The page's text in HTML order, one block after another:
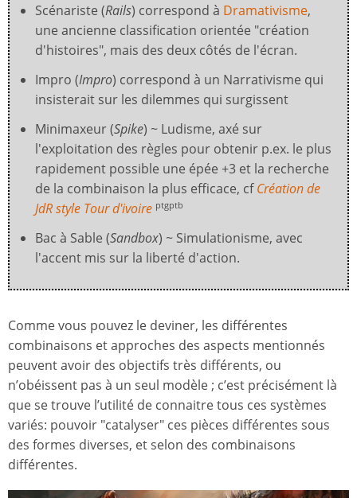
Scénariste (Rails) correspond à Dramativisme,
une ancienne classification orientée "création
d'histoires", mais des deux côtés de l'écran.
Impro (Impro) correspond à un Narrativisme qui
insisterait sur les dilemmes qui surgissent
Minimaxeur (Spike) ~ Ludisme, axé sur
l'exploitation des règles pour obtenir p.ex. le plus
rapidement possible une épée +3 et la recherche
de la combinaison la plus efficace, cfCréation de
JdR style Tour d'ivoire ptgptb
Bac à Sable (Sandbox) ~ Simulationisme, avec
l'accent mis sur la liberté d'action.
Comme vous pouvez le deviner, les différentes
combinaisons et approches des aspects mentionnés
peuvent avoir des objectifs très différents, ou
n’obéissent pas à un seul modèle ; c’est précisément là
que se trouve l’utilité de connaitre tous ces systèmes
variés: pouvoir "catalyser" ces pièces différentes sous
des formes diverses, et selon des combinaisons
différentes.